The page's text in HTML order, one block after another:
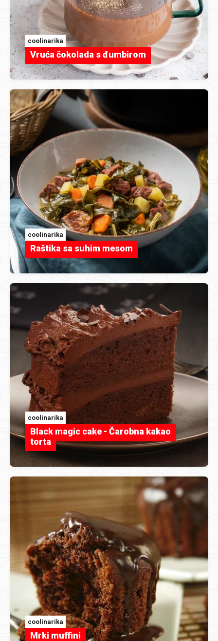
coolinarika
Vruća čokolada s đumbirom
coolinarika
Raštika sa suhim mesom
coolinarika
Black magic cake - Čarobna kakao
torta
coolinarika
Mrki muffini